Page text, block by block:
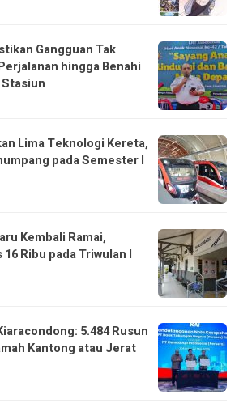
Gangguan Tak
hingga Benahi
Lima Teknologi Kereta,
pada Semester I
Kembali Ramai,
Ribu pada Triwulan I
5.484 Rusun
Kantong atau Jerat